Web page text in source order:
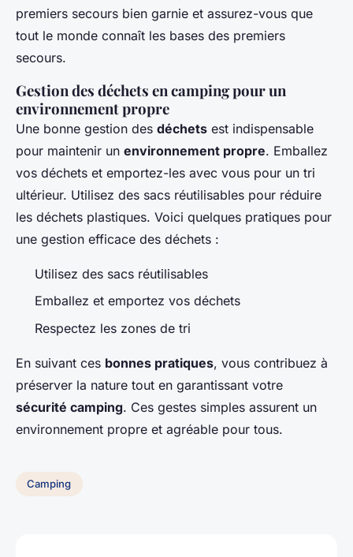
premiers secours bien garnie et assurez-vous que
tout le monde connaît les bases des premiers
secours.
Gestion des déchets en camping pour un
environnement propre
Une bonne gestion des déchets est indispensable
pour maintenir un environnement propre. Emballez
vos déchets et emportez-les avec vous pour un tri
ultérieur. Utilisez des sacs réutilisables pour réduire
les déchets plastiques. Voici quelques pratiques pour
une gestion efficace des déchets :
Utilisez des sacs réutilisables
Emballez et emportez vos déchets
Respectez les zones de tri
En suivant ces bonnes pratiques, vous contribuez à
préserver la nature tout en garantissant votre
sécurité camping. Ces gestes simples assurent un
environnement propre et agréable pour tous.
Camping